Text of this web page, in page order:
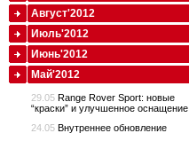
Август'2012
Июль'2012
Июнь'2012
Май'2012
29.05 Range Rover Sport: новые
“краски” и улучшенное оснащение
24.05 Внутреннее обновление